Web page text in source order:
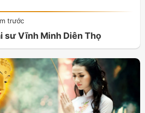
trước
sư Vĩnh Minh Diên Thọ